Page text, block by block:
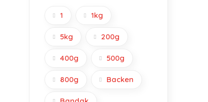
1 1kg
5kg 200g
400g 500g
800g Backen